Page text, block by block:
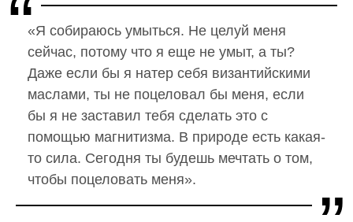
«Я собираюсь умыться. Не целуй меня
сейчас, потому что я еще не умыт, а ты?
Даже если бы я натер себя византийскими
маслами, ты не поцеловал бы меня, если
бы я не заставил тебя сделать это с
помощью магнитизма. В природе есть какая-
то сила. Сегодня ты будешь мечтать о том,
чтобы поцеловать меня».